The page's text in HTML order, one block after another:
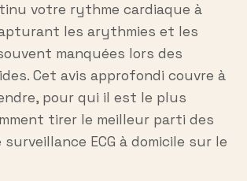
votre rythme cardiaque à
les arythmies et les
manquées lors des
Cet avis approfondi couvre à
pour qui il est le plus
tirer le meilleur parti des
ECG à domicile sur le